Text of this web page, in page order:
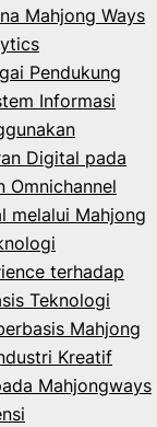
Mahjong Ways
Pendukung
Informasi
Digital pada
Omnichannel
melalui Mahjong
terhadap
Teknologi
Mahjong
Kreatif
Mahjongways